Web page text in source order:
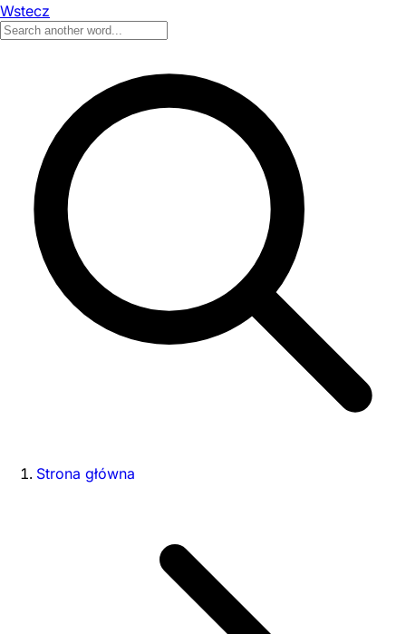
Wstecz
Strona główna